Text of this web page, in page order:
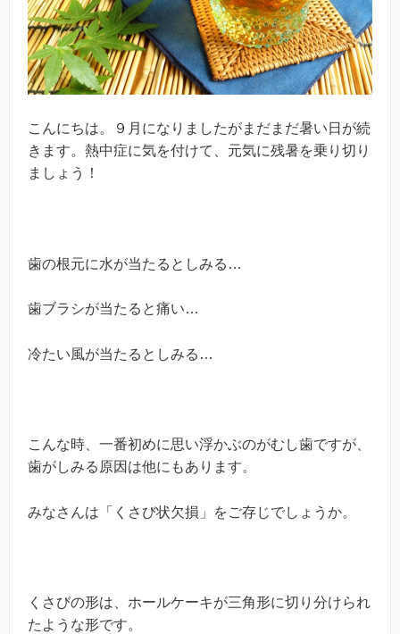
こんにちは。９月になりましたがまだまだ暑い日が続
きます。熱中症に気を付けて、元気に残暑を乗り切り
ましょう！
歯の根元に水が当たるとしみる…
歯ブラシが当たると痛い…
冷たい風が当たるとしみる…
こんな時、一番初めに思い浮かぶのがむし歯ですが、
歯がしみる原因は他にもあります。
みなさんは「くさび状欠損」をご存じでしょうか。
くさびの形は、ホールケーキが三角形に切り分けられ
たような形です。